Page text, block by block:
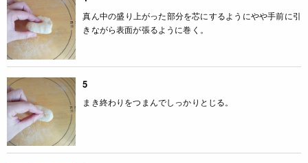
真ん中の盛り上がった部分を芯にするようにやや手前に引
きながら表面が張るように巻く。
5
まき終わりをつまんでしっかりとじる。